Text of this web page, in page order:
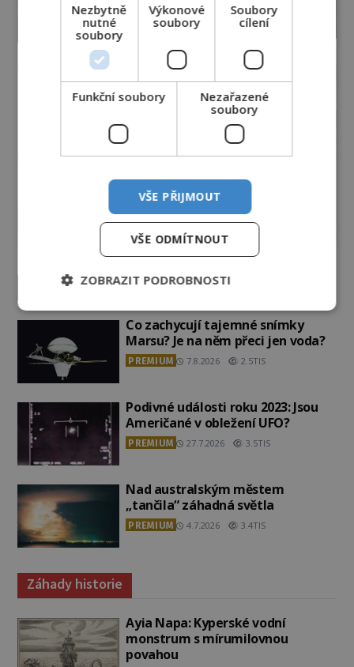
Vesmír a technologie
Co zachycují tajemné snímky
Marsu? Je na něm přeci jen voda?
PREMIUM 7.8.2026 2.5TIS
Podivné události roku 2023: Jsou
Američané v obležení UFO?
PREMIUM 27.7.2026 3.5TIS
Nad australským městem
„tančila“ záhadná světla
PREMIUM 4.7.2026 3.4TIS
Záhady historie
Ayia Napa: Kyperské vodní
monstrum s mírumilovnou
povahou
Nezbytně
nutné
soubory
Výkonové
soubory
Soubory
cílení
Funkční soubory
Nezařazené
soubory
VŠE PŘIJMOUT
VŠE ODMÍTNOUT
ZOBRAZIT PODROBNOSTI